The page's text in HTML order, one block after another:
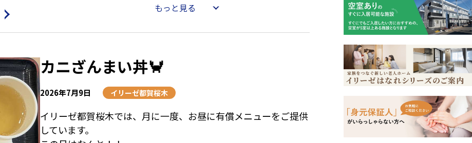
皆様、真剣な表情で願い事を書き込み、大切に笹に結びつけてい
実際に飾られた短冊には、
「いつまでも元気で過ごせますように」🥰☘️
「みんな元気に過ごせますように」✨😊
「早く元気になって、歩けるようになりますように」💪🐢
もっと見る
カニざんまい丼🦀
2026年7月9日 イリーゼ都賀桜木
イリーゼ都賀桜木では、月に一度、お昼に有償メニューをご提供
しています。